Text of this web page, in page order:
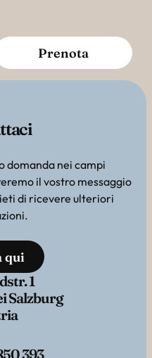
Prenota
domanda nei campi
il vostro messaggio
di ricevere ulteriori
qui
1
Salzburg
393